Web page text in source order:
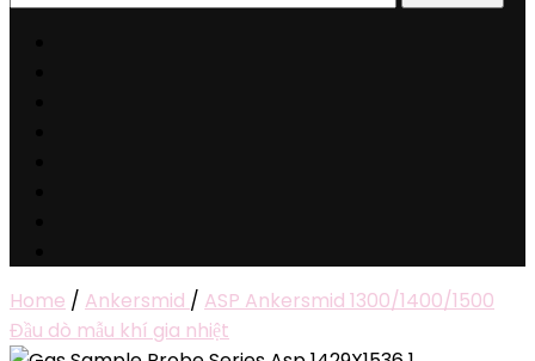
kiếm
Home / Ankersmid / ASP Ankersmid 1300/1400/1500
Đầu dò mẫu khí gia nhiệt